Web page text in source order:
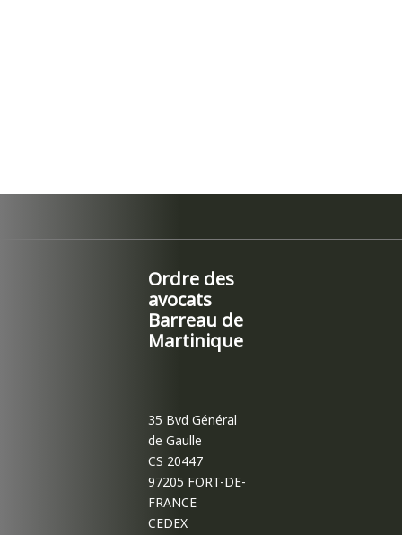
Ordre des
avocats
Barreau de
Martinique
35 Bvd Général
de Gaulle
CS 20447
97205 FORT-DE-
FRANCE
CEDEX